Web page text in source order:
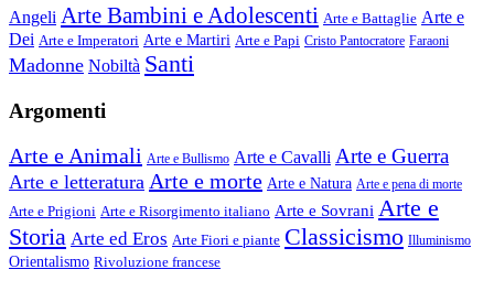
Angeli Arte Bambini e Adolescenti Arte e Battaglie Arte e
Dei Arte e Imperatori Arte e Martiri Arte e Papi Cristo Pantocratore Faraoni
Madonne Nobiltà Santi
Argomenti
Arte e Animali Arte e Bullismo Arte e Cavalli Arte e Guerra
Arte e letteratura Arte e morte Arte e Natura Arte e pena di morte
Arte e Prigioni Arte e Risorgimento italiano Arte e Sovrani Arte e
Storia Arte ed Eros Arte Fiori e piante Classicismo Illuminismo
Orientalismo Rivoluzione francese